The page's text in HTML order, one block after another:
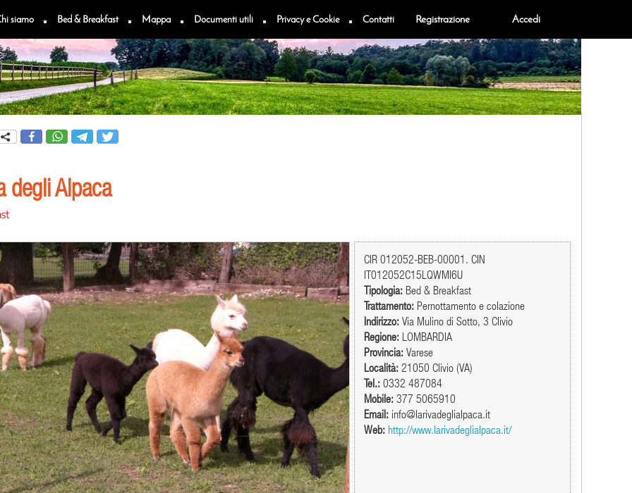
siamo Bed & Breakfast Mappa Documenti utili Privacy e Cookie Contatti Registrazione Accedi
degli Alpaca
CIR 012052-BEB-00001. CIN
IT012052C15LQWMI6U
Tipologia: Bed & Breakfast
Trattamento: Pernottamento e colazione
Indirizzo: Via Mulino di Sotto, 3 Clivio
Regione: LOMBARDIA
Provincia: Varese
Località: 21050 Clivio (VA)
Tel.: 0332 487084
Mobile: 377 5065910
Email: info@larivadeglialpaca.it
Web: http://www.larivadeglialpaca.it/